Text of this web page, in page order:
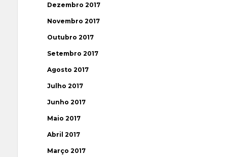
Dezembro 2017
Novembro 2017
Outubro 2017
Setembro 2017
Agosto 2017
Julho 2017
Junho 2017
Maio 2017
Abril 2017
Março 2017